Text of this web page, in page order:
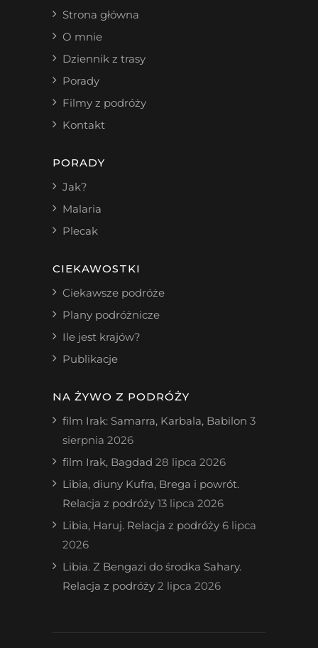
Strona główna
O mnie
Dziennik z trasy
Porady
Filmy z podróży
Kontakt
PORADY
Jak?
Malaria
Plecak
CIEKAWOSTKI
Ciekawsze podróże
Plany podróżnicze
Ile jest krajów?
Publikacje
NA ŻYWO Z PODRÓŻY
film Irak: Samarra, Karbala, Babilon 3
sierpnia 2026
film Irak, Bagdad 28 lipca 2026
Libia, diuny Kufra, Brega i powrót.
Relacja z podróży 13 lipca 2026
Libia, Haruj. Relacja z podróży 6 lipca
2026
Libia. Z Bengazi do środka Sahary.
Relacja z podróży 2 lipca 2026